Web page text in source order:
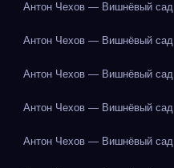
Антон Чехов — Вишнёвый сад
Антон Чехов — Вишнёвый сад
Антон Чехов — Вишнёвый сад
Антон Чехов — Вишнёвый сад
Антон Чехов — Вишнёвый сад